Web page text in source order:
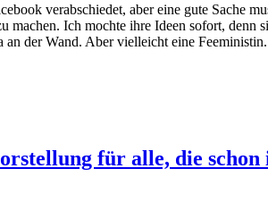
verabschiedet, aber eine gute Sache
machen. Ich mochte ihre Ideen sofort,
der Wand. Aber vielleicht eine
für alle, die